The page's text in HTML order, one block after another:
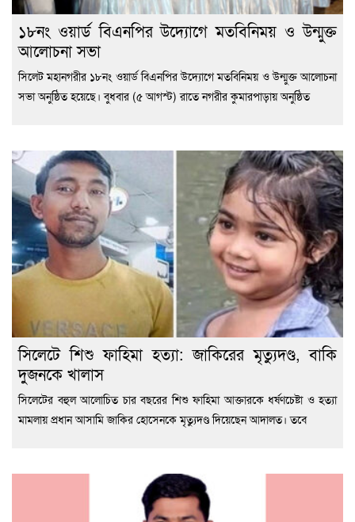
১৮নং ওয়ার্ড বিএনপির উদ্যোগে মতবিনিময় ও উন্মুক্ত
আলোচনা সভা
সিলেট মহানগরীর ১৮নং ওয়ার্ড বিএনপির উদ্যোগে মতবিনিময় ও উন্মুক্ত আলোচনা
সভা অনুষ্ঠিত হয়েছে। বুধবার (৫ আগস্ট) রাতে নগরীর কুমারপাড়ায় অনুষ্ঠিত
সিলেটে শিশু ফাহিমা হত্যা: জাকিরের মৃত্যুদণ্ড, বাকি
দুজনকে খালাস
সিলেটের বহুল আলোচিত চার বছরের শিশু ফাহিমা আক্তারকে ধর্ষণচেষ্টা ও হত্যা
মামলায় প্রধান আসামি জাকির হোসেনকে মৃত্যুদণ্ড দিয়েছেন আদালত। তবে